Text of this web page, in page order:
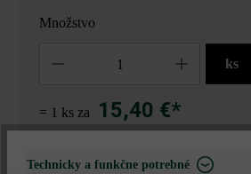
Množstvo
ks
= 1 ks za 15,40 €*
Technicky a funkčne potrebné